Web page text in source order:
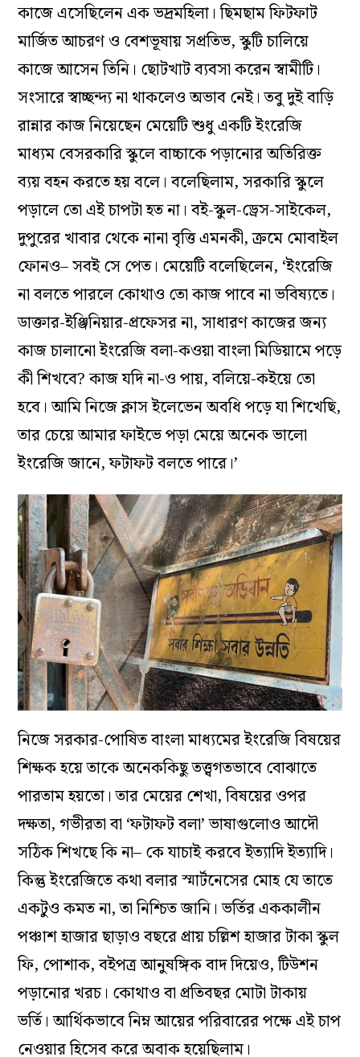
কাজে এসেছিলেন এক ভদ্রমহিলা। ছিমছাম ফিটফাট
মার্জিত আচরণ ও বেশভূষায় সপ্রতিভ, স্কুটি চালিয়ে
কাজে আসেন তিনি। ছোটখাট ব্যবসা করেন স্বামীটি।
সংসারে স্বাচ্ছন্দ্য না থাকলেও অভাব নেই। তবু দুই বাড়ি
রান্নার কাজ নিয়েছেন মেয়েটি শুধু একটি ইংরেজি
মাধ্যম বেসরকারি স্কুলে বাচ্চাকে পড়ানোর অতিরিক্ত
ব্যয় বহন করতে হয় বলে। বলেছিলাম, সরকারি স্কুলে
পড়ালে তো এই চাপটা হত না। বই-স্কুল-ড্রেস-সাইকেল,
দুপুরের খাবার থেকে নানা বৃত্তি এমনকী, ক্রমে মোবাইল
ফোনও– সবই সে পেত। মেয়েটি বলেছিলেন, ‘ইংরেজি
না বলতে পারলে কোথাও তো কাজ পাবে না ভবিষ্যতে।
ডাক্তার-ইঞ্জিনিয়ার-প্রফেসর না, সাধারণ কাজের জন্য
কাজ চালানো ইংরেজি বলা-কওয়া বাংলা মিডিয়ামে পড়ে
কী শিখবে? কাজ যদি না-ও পায়, বলিয়ে-কইয়ে তো
হবে। আমি নিজে ক্লাস ইলেভেন অবধি পড়ে যা শিখেছি,
তার চেয়ে আমার ফাইভে পড়া মেয়ে অনেক ভালো
ইংরেজি জানে, ফটাফট বলতে পারে।’
নিজে সরকার-পোষিত বাংলা মাধ্যমের ইংরেজি বিষয়ের
শিক্ষক হয়ে তাকে অনেককিছু তত্ত্বগতভাবে বোঝাতে
পারতাম হয়তো। তার মেয়ের শেখা, বিষয়ের ওপর
দক্ষতা, গভীরতা বা ‘ফটাফট বলা’ ভাষাগুলোও আদৌ
সঠিক শিখছে কি না– কে যাচাই করবে ইত্যাদি ইত্যাদি।
কিন্তু ইংরেজিতে কথা বলার স্মার্টনেসের মোহ যে তাতে
একটুও কমত না, তা নিশ্চিত জানি। ভর্তির এককালীন
পঞ্চাশ হাজার ছাড়াও বছরে প্রায় চল্লিশ হাজার টাকা স্কুল
ফি, পোশাক, বইপত্র আনুষঙ্গিক বাদ দিয়েও, টিউশন
পড়ানোর খরচ। কোথাও বা প্রতিবছর মোটা টাকায়
ভর্তি। আর্থিকভাবে নিম্ন আয়ের পরিবারের পক্ষে এই চাপ
নেওয়ার হিসেব করে অবাক হয়েছিলাম।